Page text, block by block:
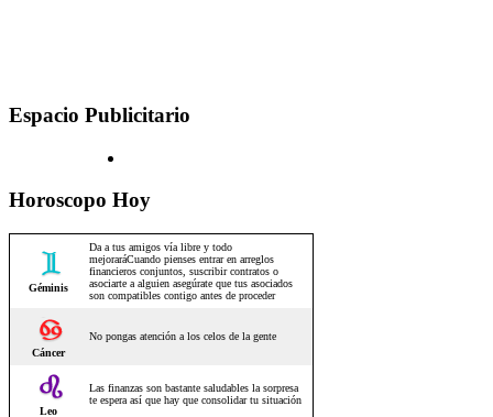
Espacio Publicitario
Horoscopo Hoy